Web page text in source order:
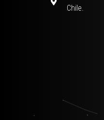
Chile.